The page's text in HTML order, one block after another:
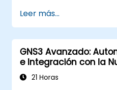
Leer más...
GNS3 Avanzado:
e Integración con la
21 Horas